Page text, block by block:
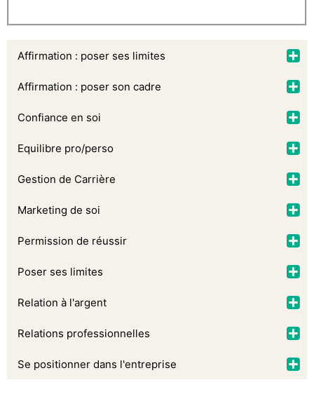
Affirmation : poser ses limites
Affirmation : poser son cadre
Confiance en soi
Equilibre pro/perso
Gestion de Carrière
Marketing de soi
Permission de réussir
Poser ses limites
Relation à l'argent
Relations professionnelles
Se positionner dans l'entreprise